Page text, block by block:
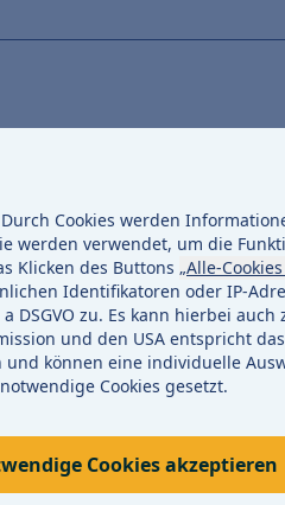
Cookies werden
verwendet, um die
Klicken des Buttons „Alle-
Identifikatoren oder IP-
DSGVO zu. Es kann hierbei
und den USA entspricht
können eine individuelle
Cookies gesetzt.
Cookies akzeptieren
und Antragsunterlagen
Angebot